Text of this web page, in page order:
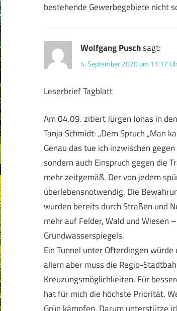
bestehende Gewerbegebiete nicht
Wolfgang Puschsagt:
4. September 2020 um 11:17
Leserbrief Tagblatt
Am 04.09. zitiert Jürgen Jonas in
Tanja Schmidt: „Dem Spruch „Man
Genau das tue ich inzwischen
sondern auch Einspruch gegen die
mehr zeitgemäß. Der von jedem
überlebensnotwendig. Die
wurden bereits durch Straßen und
mehr auf Felder, Wald und Wiesen
Grundwasserspiegels.
Ein Tunnel unter Ofterdingen
allem aber muss die Regio-
Kreuzungsmöglichkeiten. Für
hat für mich die höchste Priorität.